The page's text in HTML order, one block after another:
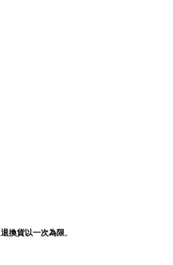
退換貨以一次為限。